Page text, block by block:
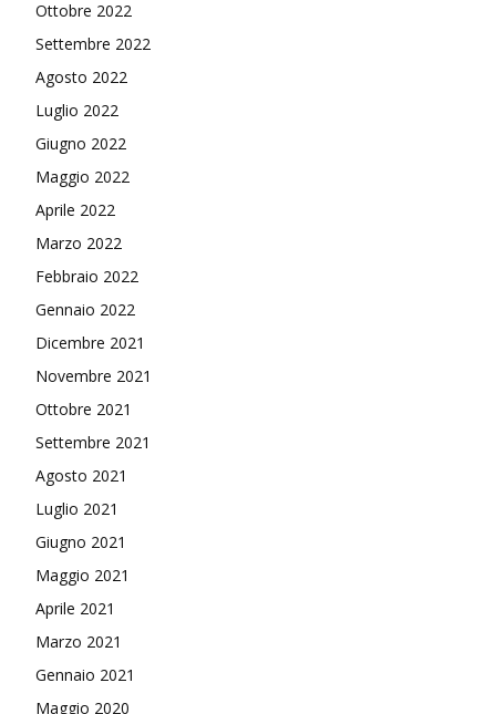
Ottobre 2022
Settembre 2022
Agosto 2022
Luglio 2022
Giugno 2022
Maggio 2022
Aprile 2022
Marzo 2022
Febbraio 2022
Gennaio 2022
Dicembre 2021
Novembre 2021
Ottobre 2021
Settembre 2021
Agosto 2021
Luglio 2021
Giugno 2021
Maggio 2021
Aprile 2021
Marzo 2021
Gennaio 2021
Maggio 2020